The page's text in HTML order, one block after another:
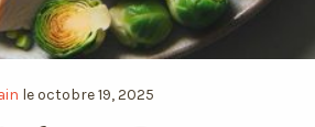
leoctobre 19, 2025
au Curry
de
vous d’avoir Votre
Nutrition ?